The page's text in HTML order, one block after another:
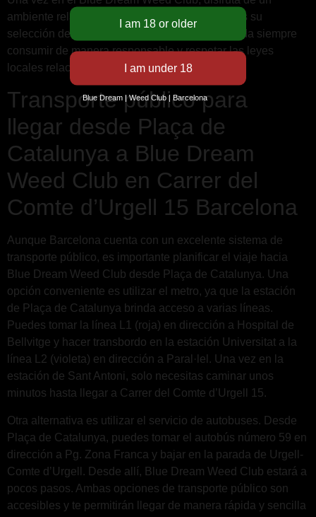
ambiente relajado y acogedor mientras exploras su
selección de productos de alta calidad. Recuerda siempre
consumir de manera responsable y respetar las leyes
locales relacionadas con el uso de marihuana.
Transporte público para
llegar desde Plaça de
Catalunya a Blue Dream
Weed Club en Carrer del
Comte d’Urgell 15 Barcelona
Aunque Barcelona cuenta con un excelente sistema de
transporte público, es importante planificar el viaje hacia
Blue Dream Weed Club desde Plaça de Catalunya. Una
opción conveniente es utilizar el metro, ya que la estación
de Plaça de Catalunya brinda acceso a varias líneas.
Puedes tomar la línea L1 (roja) en dirección a Hospital de
Bellvitge y hacer transbordo en la estación Universitat a la
línea L2 (violeta) en dirección a Paral·lel. Una vez en la
estación de Sant Antoni, solo necesitas caminar unos
minutos hasta llegar a Carrer del Comte d’Urgell 15.
Otra alternativa es utilizar el servicio de autobuses. Desde
Plaça de Catalunya, puedes tomar el autobús número 59 en
dirección a Pg. Zona Franca y bajar en la parada de Urgell-
Comte d’Urgell. Desde allí, Blue Dream Weed Club estará a
pocos pasos. Ambas opciones de transporte público son
accesibles y te permitirán llegar de manera rápida y sencilla
Blue Dream | Weed Club | Barcelona